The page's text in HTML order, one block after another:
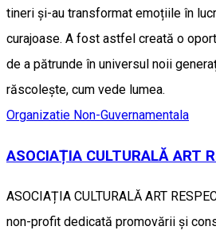
tineri și-au transformat emoțiile în
curajoase. A fost astfel creată o
de a pătrunde în universul noii
răscolește, cum vede lumea.
Organizatie Non-Guvernamentala
ASOCIAȚIA CULTURALĂ ART
ASOCIAȚIA CULTURALĂ ART
non-profit dedicată promovării și